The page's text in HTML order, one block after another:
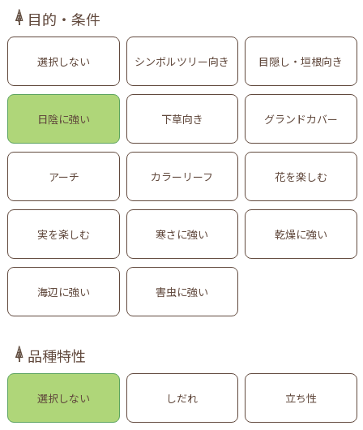
目的・条件
選択しない シンボルツリー向き 目隠し・垣根向き
日陰に強い 下草向き グランドカバー
アーチ カラーリーフ 花を楽しむ
実を楽しむ 寒さに強い 乾燥に強い
海辺に強い 害虫に強い
品種特性
選択しない しだれ 立ち性